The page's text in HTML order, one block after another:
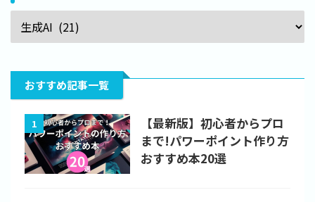
おすすめ記事一覧
1
【最新版】初心者からプロ
まで!パワーポイント作り方
おすすめ本20選